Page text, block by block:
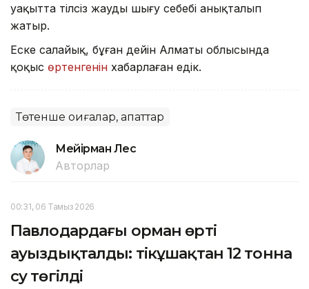
уақытта тілсіз жаудың шығу себебі анықталып
жатыр.
Еске салайық, бұған дейін Алматы облысында
қоқыс өртенгенін хабарлаған едік.
Төтенше оқиғалар, апаттар
Мейірман Лес
Авторлар
00:31, 06 Тамыз 2026
Павлодардағы орман өрті
ауыздықталды: тікұшақтан 12 тонна
су төгілді